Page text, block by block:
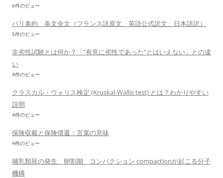
6件のビュー
パリ条約 条文全文（フランス語原文、英語公式訳文、日本語訳）
5件のビュー
非劣性試験とは何か？「”有意に劣性であった”とはいえない」との違
い
4件のビュー
クラスカル・ウォリス検定 (Kruskal-Wallis test) とは？わかりやすい
説明
4件のビュー
保険収載と保険償還：言葉の意味
4件のビュー
哺乳類胚の発生 卵割期 コンパクション compactionが起こる分子
機構